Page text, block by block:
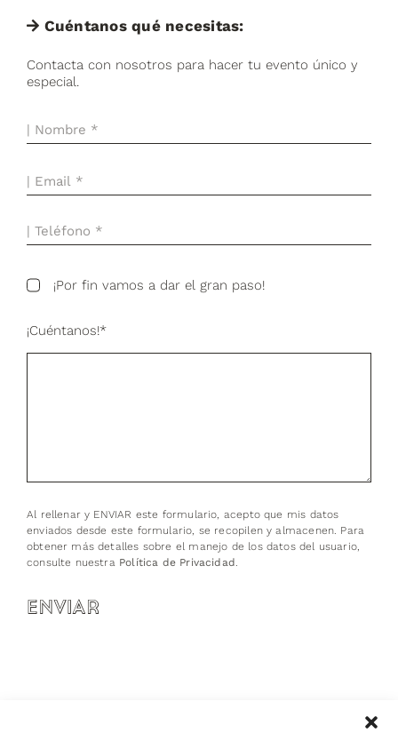
Cuéntanos qué necesitas:
Contacta con nosotros para hacer tu evento único y
especial.
¡Por fin vamos a dar el gran paso!
¡Cuéntanos!*
Al rellenar y ENVIAR este formulario, acepto que mis datos
enviados desde este formulario, se recopilen y almacenen. Para
obtener más detalles sobre el manejo de los datos del usuario,
consulte nuestra Política de Privacidad.
ENVIAR